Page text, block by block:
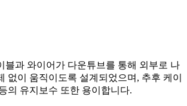
블과 와이어가 다운튜브를 통해 외부로 나
없이 움직이도록 설계되었으며, 추후 케이
의 유지보수 또한 용이합니다.